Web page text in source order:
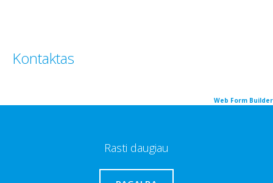
Kontaktas
Web Form Builder
Rasti daugiau